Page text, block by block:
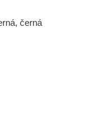
černá